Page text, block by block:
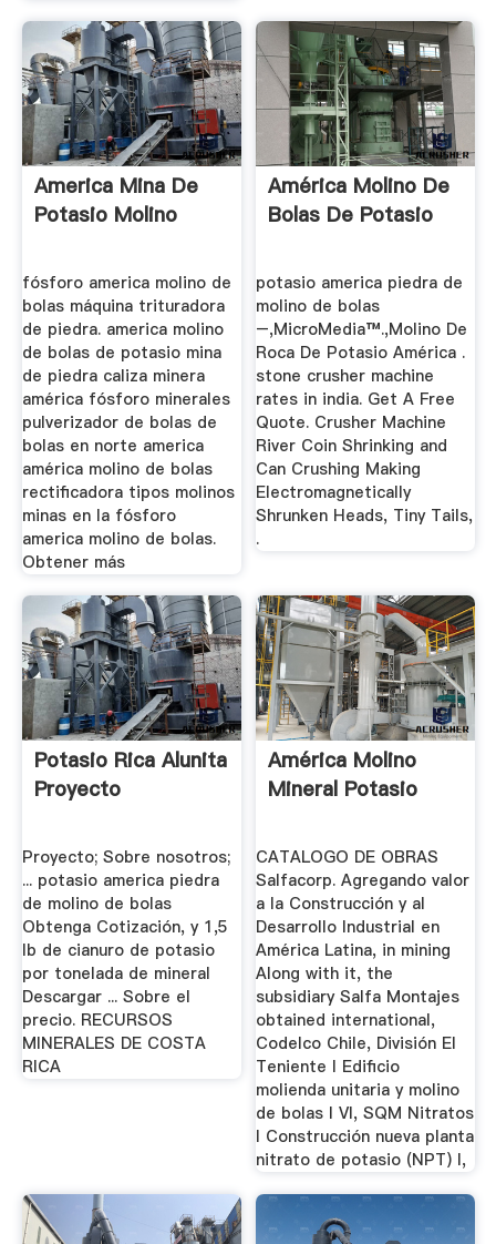
America Mina De
Potasio Molino
fósforo america molino de
bolas máquina trituradora
de piedra. america molino
de bolas de potasio mina
de piedra caliza minera
américa fósforo minerales
pulverizador de bolas de
bolas en norte america
américa molino de bolas
rectificadora tipos molinos
minas en la fósforo
america molino de bolas.
Obtener más
América Molino De
Bolas De Potasio
potasio america piedra de
molino de bolas
–,MicroMedia™.,Molino De
Roca De Potasio América .
stone crusher machine
rates in india. Get A Free
Quote. Crusher Machine
River Coin Shrinking and
Can Crushing Making
Electromagnetically
Shrunken Heads, Tiny Tails,
.
Potasio Rica Alunita
Proyecto
Proyecto; Sobre nosotros;
... potasio america piedra
de molino de bolas
Obtenga Cotización, y 1,5
Ib de cianuro de potasio
por tonelada de mineral
Descargar ... Sobre el
precio. RECURSOS
MINERALES DE COSTA
RICA
América Molino
Mineral Potasio
CATALOGO DE OBRAS
Salfacorp. Agregando valor
a la Construcción y al
Desarrollo Industrial en
América Latina, in mining
Along with it, the
subsidiary Salfa Montajes
obtained international,
Codelco Chile, División El
Teniente I Edificio
molienda unitaria y molino
de bolas I VI, SQM Nitratos
I Construcción nueva planta
nitrato de potasio (NPT) I,